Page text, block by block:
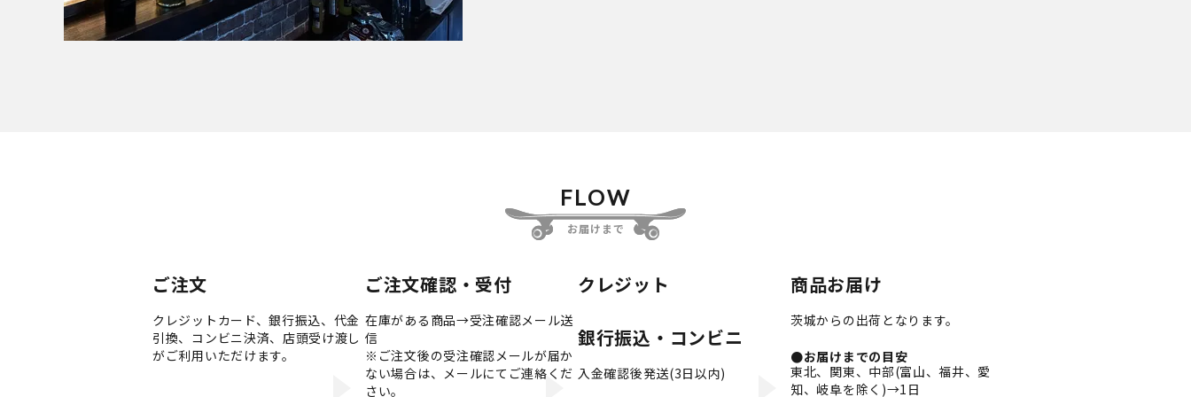
FLOW
お届けまで
ご注文
クレジットカード、銀行振込、代金
引換、コンビニ決済、店頭受け渡し
がご利用いただけます。
ご注文確認・受付
在庫がある商品→受注確認メール送
信
※ご注文後の受注確認メールが届か
ない場合は、メールにてご連絡くだ
さい。
クレジット
銀行振込・コンビニ
入金確認後発送(3日以内)
商品お届け
茨城からの出荷となります。
●お届けまでの目安
東北、関東、中部(富山、福井、愛
知、岐阜を除く)→1日